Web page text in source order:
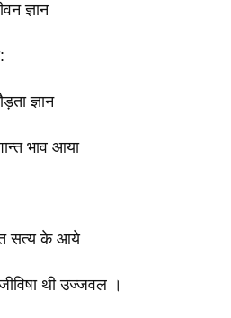
ज्ञान
ज्ञान
भाव आया
सत्य के आये
थी उज्जवल ।